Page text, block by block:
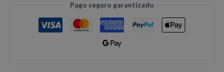
Pago seguro garantizado